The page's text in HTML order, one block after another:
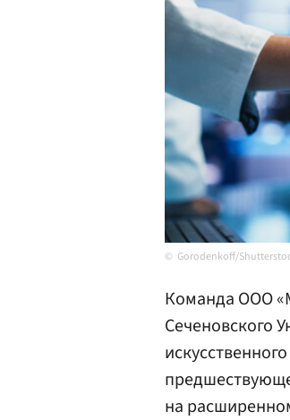
Gorodenkoff/
Команда ООО
Сеченовского
на